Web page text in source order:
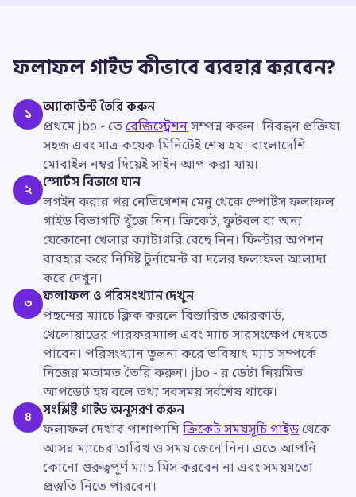
ফলাফল গাইড কীভাবে ব্যবহার করবেন?
১ অ্যাকাউন্ট তৈরি করুন
প্রথমে jbo - তেরেজিস্ট্রেশনসম্পন্ন করুন। নিবন্ধন প্রক্রিয়া
সহজ এবং মাত্র কয়েক মিনিটেই শেষ হয়। বাংলাদেশি
মোবাইল নম্বর দিয়েই সাইন আপ করা যায়।
২
স্পোর্টস বিভাগে যান
লগইন করার পর নেভিগেশন মেনু থেকে স্পোর্টস ফলাফল
গাইড বিভাগটি খুঁজে নিন। ক্রিকেট, ফুটবল বা অন্য
যেকোনো খেলার ক্যাটাগরি বেছে নিন। ফিল্টার অপশন
ব্যবহার করে নির্দিষ্ট টুর্নামেন্ট বা দলের ফলাফল আলাদা
করে দেখুন।
৩
ফলাফল ও পরিসংখ্যান দেখুন
পছন্দের ম্যাচে ক্লিক করলে বিস্তারিত স্কোরকার্ড,
খেলোয়াড়ের পারফরম্যান্স এবং ম্যাচ সারসংক্ষেপ দেখতে
পাবেন। পরিসংখ্যান তুলনা করে ভবিষ্যৎ ম্যাচ সম্পর্কে
নিজের মতামত তৈরি করুন। jbo - র ডেটা নিয়মিত
আপডেট হয় বলে তথ্য সবসময় সর্বশেষ থাকে।
৪
সংশ্লিষ্ট গাইড অনুসরণ করুন
ফলাফল দেখার পাশাপাশিক্রিকেট সময়সূচি গাইডথেকে
আসন্ন ম্যাচের তারিখ ও সময় জেনে নিন। এতে আপনি
কোনো গুরুত্বপূর্ণ ম্যাচ মিস করবেন না এবং সময়মতো
প্রস্তুতি নিতে পারবেন।